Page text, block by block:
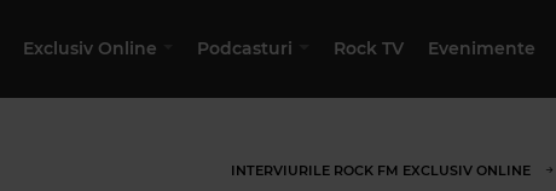
Exclusiv Online Podcasturi Rock TV Evenimente
INTERVIURILE ROCK FM EXCLUSIV ONLINE